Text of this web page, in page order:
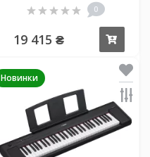
0
19 415 ₴
Новинки